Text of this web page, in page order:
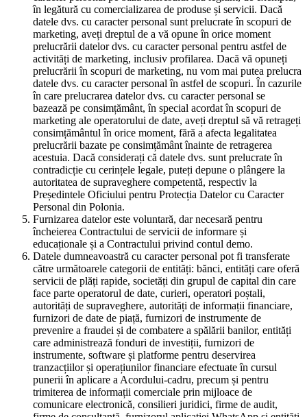
în legătură cu comercializarea de produse și servicii. Dacă
datele dvs. cu caracter personal sunt prelucrate în scopuri de
marketing, aveți dreptul de a vă opune în orice moment
prelucrării datelor dvs. cu caracter personal pentru astfel de
activități de marketing, inclusiv profilarea. Dacă vă opuneți
prelucrării în scopuri de marketing, nu vom mai putea prelucra
datele dvs. cu caracter personal în astfel de scopuri. În cazurile
în care prelucrarea datelor dvs. cu caracter personal se
bazează pe consimțământ, în special acordat în scopuri de
marketing ale operatorului de date, aveți dreptul să vă retrageți
consimțământul în orice moment, fără a afecta legalitatea
prelucrării bazate pe consimțământ înainte de retragerea
acestuia. Dacă considerați că datele dvs. sunt prelucrate în
contradicție cu cerințele legale, puteți depune o plângere la
autoritatea de supraveghere competentă, respectiv la
Președintele Oficiului pentru Protecția Datelor cu Caracter
Personal din Polonia.
Furnizarea datelor este voluntară, dar necesară pentru
încheierea Contractului de servicii de informare și
educaționale și a Contractului privind contul demo.
Datele dumneavoastră cu caracter personal pot fi transferate
către următoarele categorii de entități: bănci, entități care oferă
servicii de plăți rapide, societăți din grupul de capital din care
face parte operatorul de date, curieri, operatori poștali,
autorități de supraveghere, autorități de informații financiare,
furnizori de date de piață, furnizori de instrumente de
prevenire a fraudei și de combatere a spălării banilor, entități
care administrează fonduri de investiții, furnizori de
instrumente, software și platforme pentru deservirea
tranzacțiilor și operațiunilor financiare efectuate în cursul
punerii în aplicare a Acordului-cadru, precum și pentru
trimiterea de informații comerciale prin mijloace de
comunicare electronică, consilieri juridici, firme de audit,